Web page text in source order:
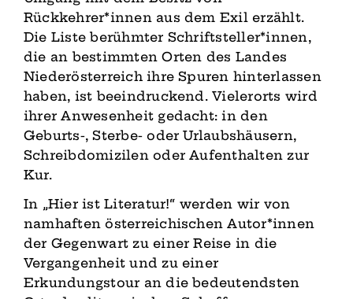
Rückkehrer*innen aus dem Exil erzählt.
Die Liste berühmter Schriftsteller*innen,
die an bestimmten Orten des Landes
Niederösterreich ihre Spuren hinterlassen
haben, ist beeindruckend. Vielerorts wird
ihrer Anwesenheit gedacht: in den
Geburts-, Sterbe- oder Urlaubshäusern,
Schreibdomizilen oder Aufenthalten zur
Kur.
In „Hier ist Literatur!“ werden wir von
namhaften österreichischen Autor*innen
der Gegenwart zu einer Reise in die
Vergangenheit und zu einer
Erkundungstour an die bedeutendsten